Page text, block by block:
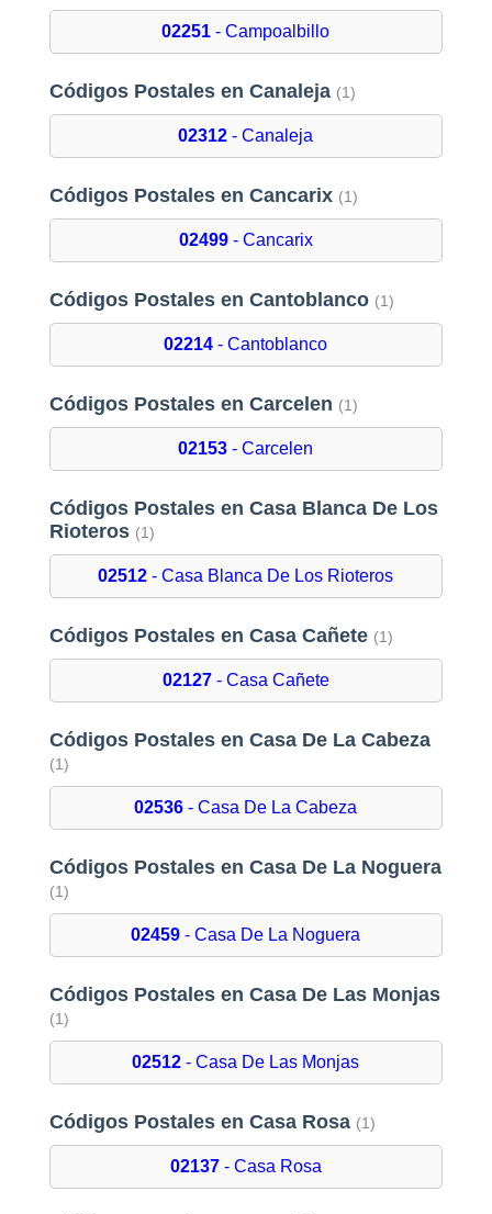
02251 - Campoalbillo
Códigos Postales en Canaleja (1)
02312 - Canaleja
Códigos Postales en Cancarix (1)
02499- Cancarix
Códigos Postales en Cantoblanco (1)
02214 - Cantoblanco
Códigos Postales en Carcelen (1)
02153 - Carcelen
Códigos Postales en Casa Blanca De Los
Rioteros (1)
02512 - Casa Blanca De Los Rioteros
Códigos Postales en Casa Cañete (1)
02127- Casa Cañete
Códigos Postales en Casa De La Cabeza
(1)
02536 - Casa De La Cabeza
Códigos Postales en Casa De La Noguera
(1)
02459 - Casa De La Noguera
Códigos Postales en Casa De Las Monjas
(1)
02512 - Casa De Las Monjas
Códigos Postales en Casa Rosa (1)
02137- Casa Rosa